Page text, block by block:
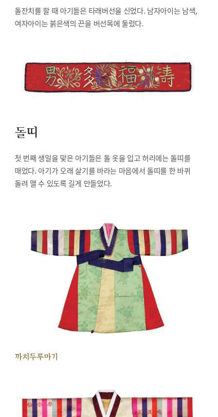
돌잔치를 할 때 아기들은 타래버선을 신었다. 남자아이는 남색,
여자아이는 붉은색의 끈을 버선목에 둘렀다.
돌띠
첫 번째 생일을 맞은 아기들은 돌 옷을 입고 허리에는 돌띠를
매었다. 아기가 오래 살기를 바라는 마음에서 돌띠를 한 바퀴
돌려 맬 수 있도록 길게 만들었다.
까치두루마기